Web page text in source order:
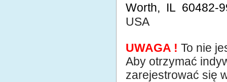
Worth, IL 60482-
USA
UWAGA ! To nie
Aby otrzymać
zarejestrować się